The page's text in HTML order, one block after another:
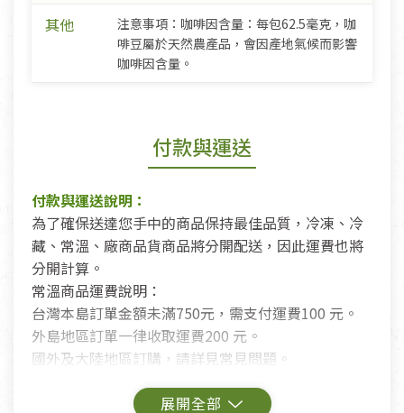
其他
注意事項：咖啡因含量：每包62.5毫克，咖
啡豆屬於天然農產品，會因產地氣候而影響
咖啡因含量。
付款與運送
付款與運送說明：
為了確保送達您手中的商品保持最佳品質，冷凍、冷
藏、常溫、廠商品貨商品將分開配送，因此運費也將
分開計算。
常溫商品運費說明：
台灣本島訂單金額未滿750元，需支付運費100 元。
外島地區訂單一律收取運費200 元。
國外及大陸地區訂購，請詳見常見問題。